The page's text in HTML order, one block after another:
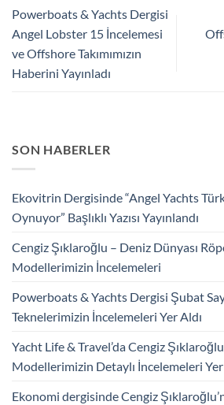
Powerboats & Yachts Dergisi
Angel Lobster 15 İncelemesi
ve Offshore Takımımızın
Haberini Yayınladı
SON HABERLER
Ekovitrin Dergisinde “Angel Yachts
Oynuyor” Başlıklı Yazısı Yayınlandı
Cengiz Şıklaroğlu – Deniz Dünyası
Modellerimizin İncelemeleri
Powerboats & Yachts Dergisi Şubat
Teknelerimizin İncelemeleri Yer Aldı
Yacht Life & Travel’da Cengiz
Modellerimizin Detaylı İncelemeleri Yer
Ekonomi dergisinde Cengiz